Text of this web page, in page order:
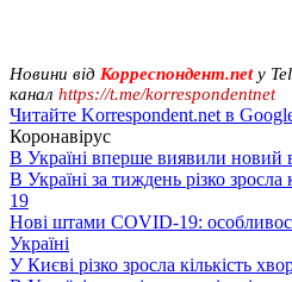
Новини від Корреспондент.netу
канал https://t.me/korrespondentnet
Читайте Korrespondent.net в
Коронавірус
В Україні вперше виявили новий
В Україні за тиждень різко
19
Нові штами COVID-19:
Україні
У Києві різко зросла кількість